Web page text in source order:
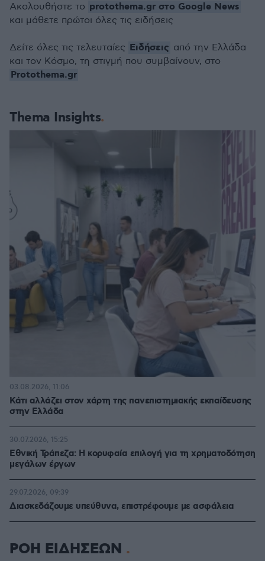
Thema Insights
Κάτι αλλάζει στον χάρτη της πανεπιστημιακής εκπαίδευσης
στην Ελλάδα
03.08.2026, 11:06
Εθνική Τράπεζα: Η κορυφαία επιλογή για τη χρηματοδότηση
μεγάλων έργων
30.07.2026, 15:25
Διασκεδάζουμε υπεύθυνα, επιστρέφουμε με ασφάλεια
29.07.2026, 09:39
Ακολουθήστε το protothema.gr στο Google News
και μάθετε πρώτοι όλες τις ειδήσεις
Δείτε όλες τις τελευταίες Ειδήσεις από την Ελλάδα
και τον Κόσμο, τη στιγμή που συμβαίνουν, στο
Protothema.gr
ΡΟΗ ΕΙΔΗΣΕΩΝ